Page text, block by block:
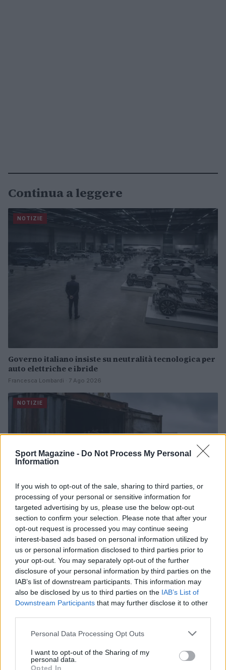
Sport Magazine - Do Not Process My Personal
Information
If you wish to opt-out of the sale, sharing to third parties, or
processing of your personal or sensitive information for
targeted advertising by us, please use the below opt-out
section to confirm your selection. Please note that after your
opt-out request is processed you may continue seeing
interest-based ads based on personal information utilized by
us or personal information disclosed to third parties prior to
your opt-out. You may separately opt-out of the further
disclosure of your personal information by third parties on the
IAB’s list of downstream participants. This information may
also be disclosed by us to third parties on the IAB’s List of
Downstream Participants that may further disclose it to other
Please note that this website/app uses one or more Google
not limited to your visit or usage behaviour. You may click to
grant or deny consent to Google and its third-party tags to
Personal Data Processing Opt Outs
I want to opt-out of the Sharing of my
personal data.
Opted In
Continua a leggere
NOTIZIE
Governo italiano insiste su neutralità tecnologica per
auto elettriche e ibride
Francesca Lombardi · 7 Ago 2026
NOTIZIE
Scoperte carcasse di moto e motori in container
destinati al Senegal
Ilaria Mauri · 4 Ago 2026